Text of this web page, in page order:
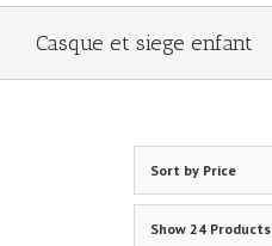
Casque et siege enfant
Sort by Price
Show 24 Products